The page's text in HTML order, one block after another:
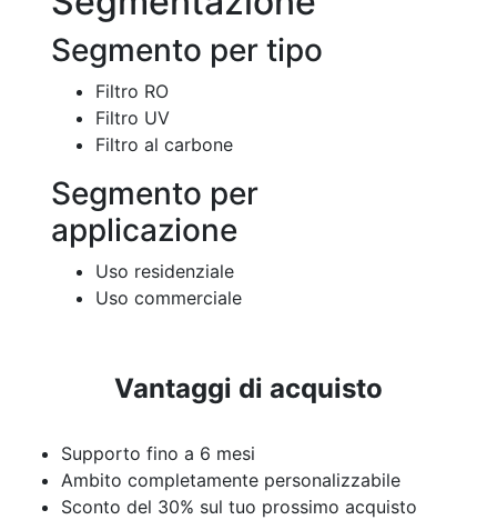
Segmento per tipo
Filtro RO
Filtro UV
Filtro al carbone
Segmento per
applicazione
Uso residenziale
Uso commerciale
Vantaggi di acquisto
Supporto fino a 6 mesi
Ambito completamente personalizzabile
Sconto del 30% sul tuo prossimo acquisto